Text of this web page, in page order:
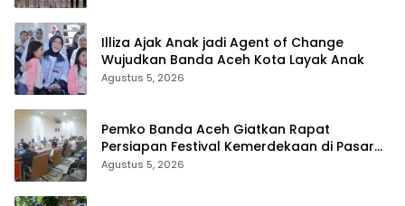
Illiza Ajak Anak jadi Agent of Change
Wujudkan Banda Aceh Kota Layak Anak
Agustus 5, 2026
Pemko Banda Aceh Giatkan Rapat
Persiapan Festival Kemerdekaan di Pasar
Atjeh
Agustus 5, 2026